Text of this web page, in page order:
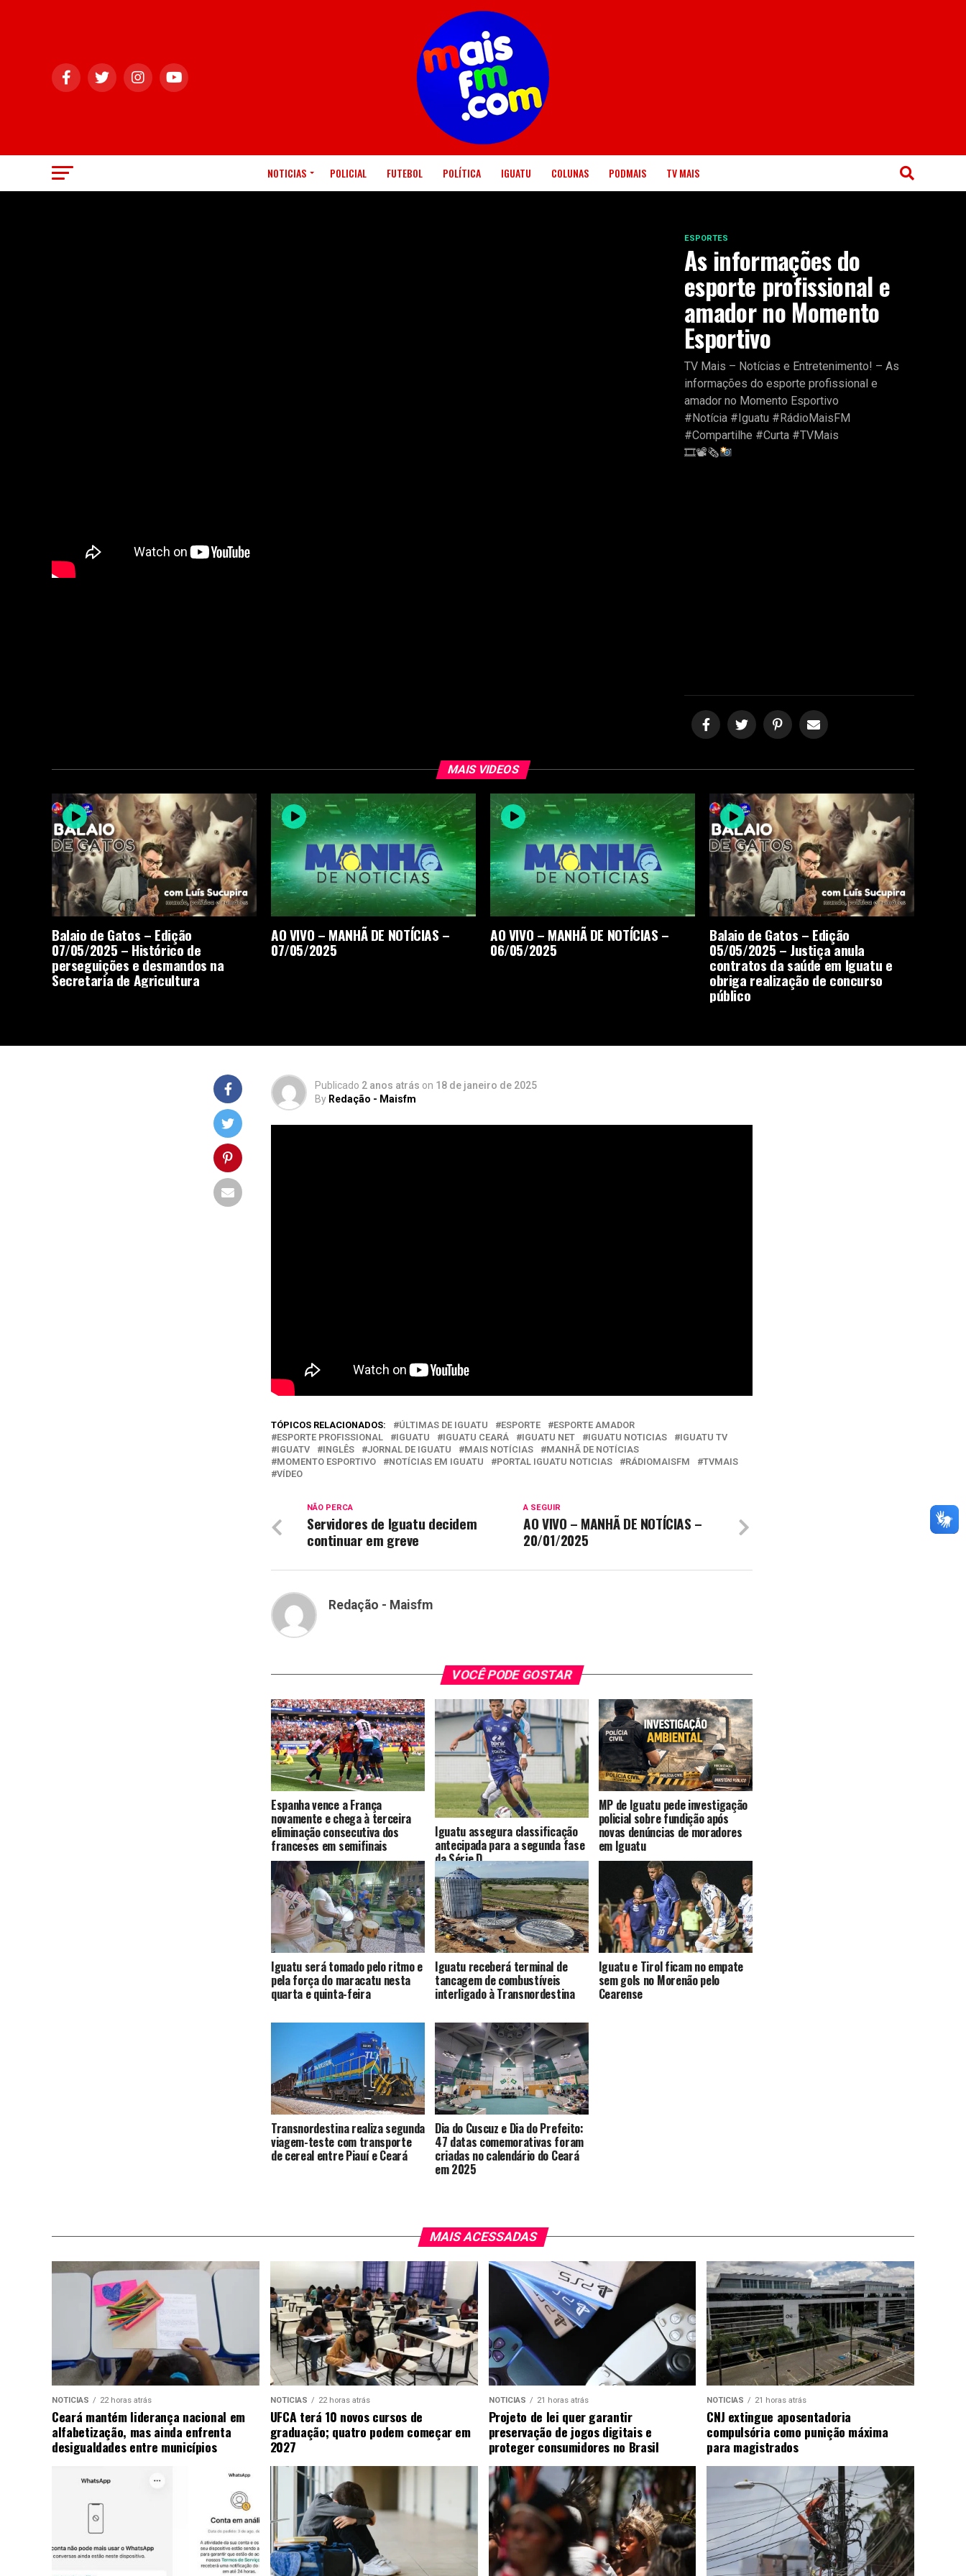
NOTICIAS POLICIAL FUTEBOL POLÍTICA IGUATU COLUNAS PODMAIS TV MAIS
ESPORTES
As informações do
esporte profissional e
amador no Momento
Esportivo
TV Mais – Notícias e Entretenimento! – As
informações do esporte profissional e
amador no Momento Esportivo
#Notícia #Iguatu #RádioMaisFM
#Compartilhe #Curta #TVMais
🎞📽🗞
MAIS VIDEOS
Balaio de Gatos – Edição
07/05/2025 – Histórico de
perseguições e desmandos na
Secretaria de Agricultura
AO VIVO – MANHÃ DE NOTÍCIAS –
07/05/2025
AO VIVO – MANHÃ DE NOTÍCIAS –
06/05/2025
Balaio de Gatos – Edição
05/05/2025 – Justiça anula
contratos da saúde em Iguatu e
obriga realização de concurso
público
Publicado 2 anos atrás on 18 de janeiro de 2025
By Redação - Maisfm
TÓPICOS RELACIONADOS: ÚLTIMAS DE IGUATU ESPORTE
ESPORTE AMADOR
ESPORTE PROFISSIONAL
IGUATU IGUATU CEARÁ IGUATU NET IGUATU NOTICIAS
IGUATU TV
IGUATV
INGLÊS JORNAL DE IGUATU MAIS NOTÍCIAS
MANHÃ DE NOTÍCIAS
MOMENTO ESPORTIVO
NOTÍCIAS EM IGUATU PORTAL IGUATU NOTICIAS RÁDIOMAISFM
TVMAIS
VÍDEO
A SEGUIR
AO VIVO – MANHÃ DE NOTÍCIAS –
20/01/2025
NÃO PERCA
Servidores de Iguatu decidem
continuar em greve
Redação - Maisfm
VOCÊ PODE GOSTAR
Espanha vence a França
novamente e chega à terceira
eliminação consecutiva dos
franceses em semifinais
Iguatu assegura classificação
antecipada para a segunda fase
da Série D
MP de Iguatu pede investigação
policial sobre fundição após
novas denúncias de moradores
em Iguatu
Iguatu será tomado pelo ritmo e
pela força do maracatu nesta
quarta e quinta-feira
Iguatu receberá terminal de
tancagem de combustíveis
interligado à Transnordestina
Iguatu e Tirol ficam no empate
sem gols no Morenão pelo
Cearense
Transnordestina realiza segunda
viagem-teste com transporte
de cereal entre Piauí e Ceará
Dia do Cuscuz e Dia do Prefeito:
47 datas comemorativas foram
criadas no calendário do Ceará
em 2025
MAIS ACESSADAS
NOTICIAS 22 horas atrás
Ceará mantém liderança nacional em
alfabetização, mas ainda enfrenta
desigualdades entre municípios
NOTICIAS 22 horas atrás
UFCA terá 10 novos cursos de
graduação; quatro podem começar em
2027
NOTICIAS 21 horas atrás
Projeto de lei quer garantir
preservação de jogos digitais e
proteger consumidores no Brasil
NOTICIAS 21 horas atrás
CNJ extingue aposentadoria
compulsória como punição máxima
para magistrados